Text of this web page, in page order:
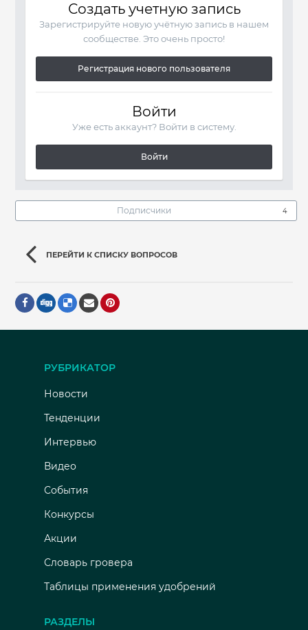
Создать учетную запись
Зарегистрируйте новую учётную запись в нашем
сообществе. Это очень просто!
Регистрация нового пользователя
Войти
Уже есть аккаунт? Войти в систему.
Войти
Подписчики 4
ПЕРЕЙТИ К СПИСКУ ВОПРОСОВ
РУБРИКАТОР
Новости
Тенденции
Интервью
Видео
События
Конкурсы
Акции
Словарь гровера
Таблицы применения удобрений
РАЗДЕЛЫ